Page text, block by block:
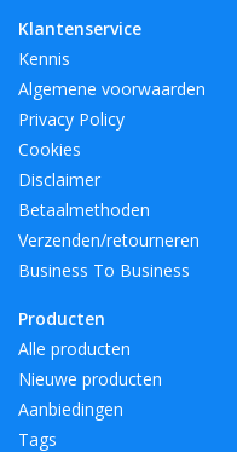
Klantenservice
Kennis
Algemene voorwaarden
Privacy Policy
Cookies
Disclaimer
Betaalmethoden
Verzenden/retourneren
Business To Business
Producten
Alle producten
Nieuwe producten
Aanbiedingen
Tags